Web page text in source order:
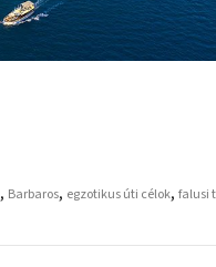
, Barbaros, egzotikus úti célok, falusi